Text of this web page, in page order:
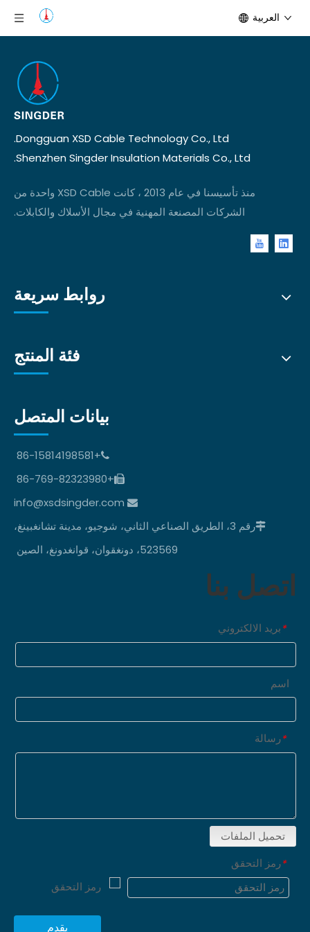
العربية
Dongguan XSD Cable Technology Co., Ltd.
Shenzhen Singder Insulation Materials Co., Ltd.
منذ تأسيسنا في عام 2013 ، كانت XSD Cable واحدة من
الشركات المصنعة المهنية في مجال الأسلاك والكابلات.
روابط سريعة
فئة المنتج
بيانات المتصل

+86-15814198581

+86-769-82323980

info@xsdsingder.com

رقم 3، الطريق الصناعي الثاني، شوجيو، مدينة تشانغبينغ،
523569، دونغقوان، قوانغدونغ، الصين
اتصل بنا
*بريد الالكتروني
اسم
*رسالة
تحميل الملفات
*رمز التحقق
يقدم